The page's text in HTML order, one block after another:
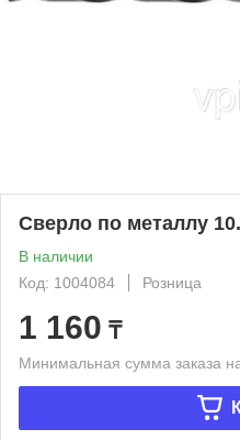
Сверло по металлу
В наличии
Код: 1004084
Розница
1 160 ₸
Минимальная сумма заказа